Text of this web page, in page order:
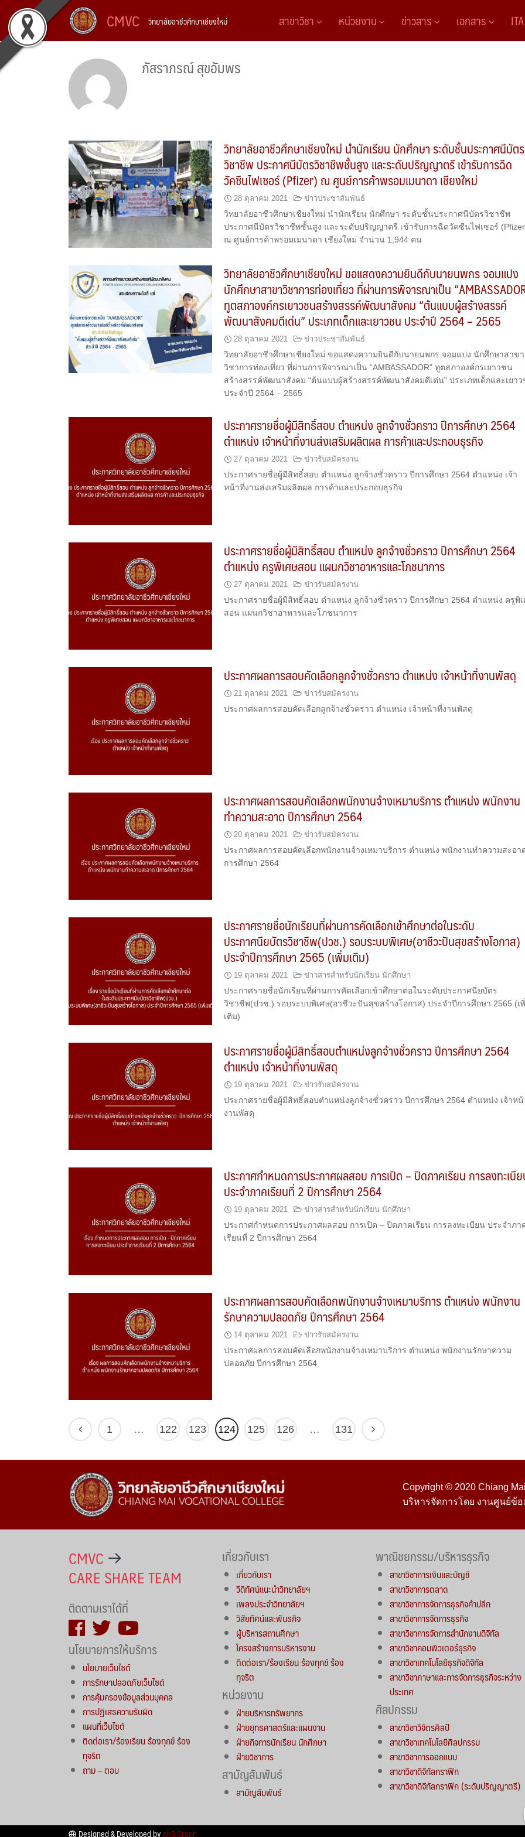
content
CMVC วิทยาลัยอาชีวศึกษาเชียงใหม่ สาขาวิชา หน่วยงาน ข่าวสาร เอกสาร ITA
ภัสราภรณ์ สุขอัมพร
วิทยาลัยอาชีวศึกษาเชียงใหม่ นำนักเรียน นักศึกษา ระดับชั้นประกาศนีบัตร
วิชาชีพ ประกาศนีบัตรวิชาชีพชั้นสูง และระดับปริญญาตรี เข้ารับการฉีด
วัคซีนไฟเซอร์ (Pfizer) ณ ศูนย์การค้าพรอมเมนาดา เชียงใหม่
28 ตุลาคม 2021 ข่าวประชาสัมพันธ์
วิทยาลัยอาชีวศึกษาเชียงใหม่ นำนักเรียน นักศึกษา ระดับชั้นประกาศนีบัตรวิชาชีพ
ประกาศนีบัตรวิชาชีพชั้นสูง และระดับปริญญาตรี เข้ารับการฉีดวัคซีนไฟเซอร์
ณ ศูนย์การค้าพรอมเมนาดา เชียงใหม่ จำนวน 1,944 คน
วิทยาลัยอาชีวศึกษาเชียงใหม่ ขอแสดงความยินดีกับนายนพกร จอมแปง
นักศึกษาสาขาวิชาการท่องเที่ยว ที่ผ่านการพิจารณาเป็น
ทูตสภาองค์กรเยาวชนสร้างสรรค์พัฒนาสังคม “ต้นแบบผู้สร้างสรรค์
พัฒนาสังคมดีเด่น” ประเภทเด็กและเยาวชน ประจำปี 2564 – 2565
28 ตุลาคม 2021 ข่าวประชาสัมพันธ์
วิทยาลัยอาชีวศึกษาเชียงใหม่ ขอแสดงความยินดีกับนายนพกร จอมแปง นักศึกษาสาขา
วิชาการท่องเที่ยว ที่ผ่านการพิจารณาเป็น “AMBASSADOR” ทูตสภาองค์กรเยาวชน
สร้างสรรค์พัฒนาสังคม “ต้นแบบผู้สร้างสรรค์พัฒนาสังคมดีเด่น” ประเภทเด็กและเยา
ประจำปี 2564 – 2565
ประกาศรายชื่อผู้มีสิทธิ์สอบ ตำแหน่ง ลูกจ้างชั่วคราว ปีการศึกษา 2564
ตำแหน่ง เจ้าหน้าที่งานส่งเสริมผลิตผล การค้าและประกอบธุรกิจ
27 ตุลาคม 2021 ข่าวรับสมัครงาน
ประกาศรายชื่อผู้มีสิทธิ์สอบ ตำแหน่ง ลูกจ้างชั่วคราว ปีการศึกษา 2564 ตำแหน่ง เจ้า
หน้าที่งานส่งเสริมผลิตผล การค้าและประกอบธุรกิจ
ประกาศรายชื่อผู้มีสิทธิ์สอบ ตำแหน่ง ลูกจ้างชั่วคราว ปีการศึกษา 2564
ตำแหน่ง ครูพิเศษสอน แผนกวิชาอาหารและโภชนาการ
27 ตุลาคม 2021 ข่าวรับสมัครงาน
ประกาศรายชื่อผู้มีสิทธิ์สอบ ตำแหน่ง ลูกจ้างชั่วคราว ปีการศึกษา 2564 ตำแหน่ง ครูพิ
สอน แผนกวิชาอาหารและโภชนาการ
ประกาศผลการสอบคัดเลือกลูกจ้างชั่วคราว ตำแหน่ง เจ้าหน้าที่งานพัสดุ
21 ตุลาคม 2021 ข่าวรับสมัครงาน
ประกาศผลการสอบคัดเลือกลูกจ้างชั่วคราว ตำแหน่ง เจ้าหน้าที่งานพัสดุ
ประกาศผลการสอบคัดเลือกพนักงานจ้างเหมาบริการ ตำแหน่ง พนักงาน
ทำความสะอาด ปีการศึกษา 2564
20 ตุลาคม 2021 ข่าวรับสมัครงาน
ประกาศผลการสอบคัดเลือกพนักงานจ้างเหมาบริการ ตำแหน่ง พนักงานทำความสะอา
การศึกษา 2564
ประกาศรายชื่อนักเรียนที่ผ่านการคัดเลือกเข้าศึกษาต่อในระดับ
ประกาศนียบัตรวิชาชีพ(ปวช.) รอบระบบพิเศษ(อาชีวะปันสุขสร้างโอกาส)
ประจำปีการศึกษา 2565 (เพิ่มเติม)
19 ตุลาคม 2021 ข่าวสารสำหรับนักเรียน นักศึกษา
ประกาศรายชื่อนักเรียนที่ผ่านการคัดเลือกเข้าศึกษาต่อในระดับประกาศนียบัตร
วิชาชีพ(ปวช.) รอบระบบพิเศษ(อาชีวะปันสุขสร้างโอกาส) ประจำปีการศึกษา 2565 (เ
เติม)
ประกาศรายชื่อผู้มีสิทธิ์สอบตำแหน่งลูกจ้างชั่วคราว ปีการศึกษา 2564
ตำแหน่ง เจ้าหน้าที่งานพัสดุ
19 ตุลาคม 2021 ข่าวรับสมัครงาน
ประกาศรายชื่อผู้มีสิทธิ์สอบตำแหน่งลูกจ้างชั่วคราว ปีการศึกษา 2564 ตำแหน่ง เจ้าห
งานพัสดุ
ประกาศกำหนดการประกาศผลสอบ การเปิด – ปิดภาคเรียน การลงทะเบี
ประจำภาคเรียนที่ 2 ปีการศึกษา 2564
19 ตุลาคม 2021 ข่าวสารสำหรับนักเรียน นักศึกษา
ประกาศกำหนดการประกาศผลสอบ การเปิด – ปิดภาคเรียน การลงทะเบียน ประจำภา
เรียนที่ 2 ปีการศึกษา 2564
ประกาศผลการสอบคัดเลือกพนักงานจ้างเหมาบริการ ตำแหน่ง พนักงาน
รักษาความปลอดภัย ปีการศึกษา 2564
14 ตุลาคม 2021 ข่าวรับสมัครงาน
ประกาศผลการสอบคัดเลือกพนักงานจ้างเหมาบริการ ตำแหน่ง พนักงานรักษาความ
ปลอดภัย ปีการศึกษา 2564
1 … 122 123 124 125 126 … 131
Copyright © 2020 Chiang
บริหารจัดการโดย งานศูนย์ข้
CMVC
CARE SHARE TEAM
ติดตามเราได้ที่
นโยบายการให้บริการ
นโยบายเว็บไซต์
การรักษาปลอดภัยเว็บไซต์
การคุ้มครองข้อมูลส่วนบุคคล
การปฏิเสธความรับผิด
แผนที่เว็บไซต์
ติดต่อเรา/ร้องเรียน ร้องทุกข์ ร้อง
ทุจริต
ถาม – ตอบ
เกี่ยวกับเรา
เกี่ยวกับเรา
วีดิทัศน์แนะนำวิทยาลัยฯ
เพลงประจำวิทยาลัยฯ
วิสัยทัศน์และพันธกิจ
ผู้บริหารสถานศึกษา
โครงสร้างการบริหารงาน
ติดต่อเรา/ร้องเรียน ร้องทุกข์ ร้อง
ทุจริต
หน่วยงาน
ฝ่ายบริหารทรัพยากร
ฝ่ายยุทธศาสตร์และแผนงาน
ฝ่ายกิจการนักเรียน นักศึกษา
ฝ่ายวิชาการ
สามัญสัมพันธ์
สามัญสัมพันธ์
พาณิชยกรรม/บริหารธุรกิจ
สาขาวิชาการเงินและบัญชี
สาขาวิชาการตลาด
สาขาวิชาการจัดการธุรกิจค้าปลีก
สาขาวิชาการจัดการธุรกิจ
สาขาวิชาการจัดการสำนักงานดิจิทัล
สาขาวิชาคอมพิวเตอร์ธุรกิจ
สาขาวิชาเทคโนโลยีธุรกิจดิจิทัล
สาขาวิชาภาษาและการจัดการธุรกิจระหว่าง
ประเทศ
ศิลปกรรม
สาขาวิชาวิจิตรศิลป์
สาขาวิชาเทคโนโลยีศิลปกรรม
สาขาวิชาการออกแบบ
สาขาวิชาดิจิทัลกราฟิก
สาขาวิชาดิจิทัลกราฟิก (ระดับปริญญาตรี)
Designed & Developed by phB.Graph